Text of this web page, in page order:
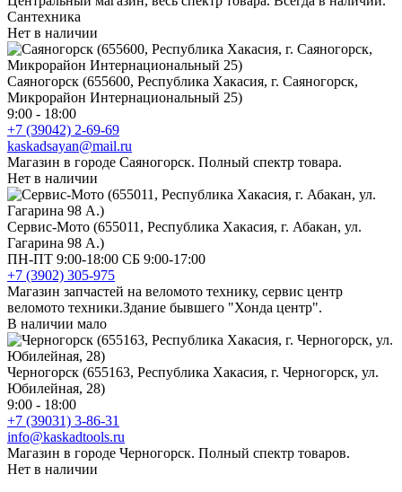
Сантехника
Нет в наличии
Саяногорск (655600, Республика Хакасия, г. Саяногорск,
Микрорайон Интернациональный 25)
9:00 - 18:00
+7 (39042) 2-69-69
kaskadsayan@mail.ru
Магазин в городе Саяногорск. Полный спектр товара.
Нет в наличии
Сервис-Мото (655011, Республика Хакасия, г. Абакан, ул.
Гагарина 98 А.)
ПН-ПТ 9:00-18:00 СБ 9:00-17:00
+7 (3902) 305-975
Магазин запчастей на веломото технику, сервис центр
веломото техники.Здание бывшего "Хонда центр".
В наличии мало
Черногорск (655163, Республика Хакасия, г. Черногорск, ул.
Юбилейная, 28)
9:00 - 18:00
+7 (39031) 3-86-31
info@kaskadtools.ru
Магазин в городе Черногорск. Полный спектр товаров.
Нет в наличии